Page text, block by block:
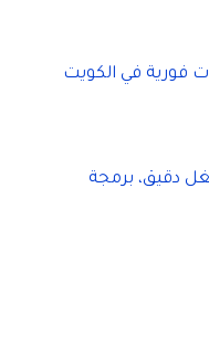
فورية في الكويت
دقيق، برمجة